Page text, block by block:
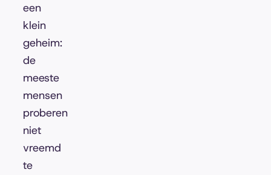
een
klein
geheim:
de
meeste
mensen
proberen
niet
vreemd
te